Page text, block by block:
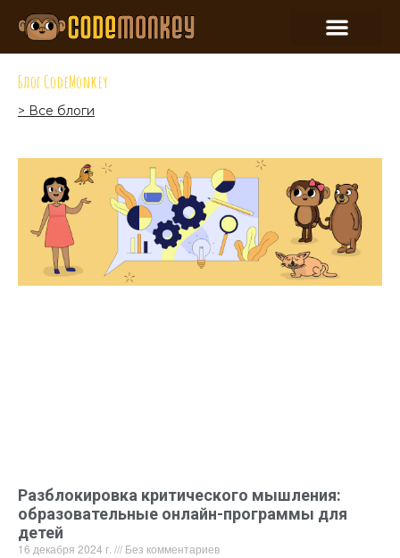
Блог CodeMonkey
> Все блоги
Разблокировка критического мышления:
образовательные онлайн-программы для
детей
16 декабря 2024 г. Без комментариев